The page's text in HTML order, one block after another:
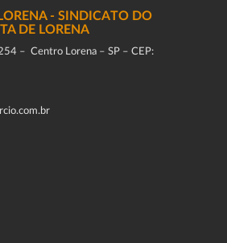
- SINDICATO DO
DE LORENA
– Centro Lorena – SP – CEP: